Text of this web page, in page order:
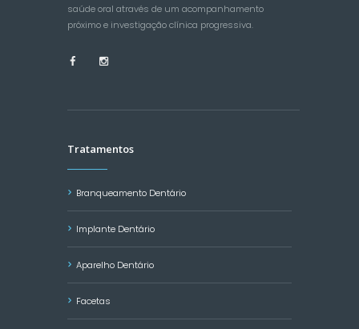
saúde oral através de um acompanhamento
próximo e investigação clínica progressiva.
Tratamentos
Branqueamento Dentário
Implante Dentário
Aparelho Dentário
Facetas